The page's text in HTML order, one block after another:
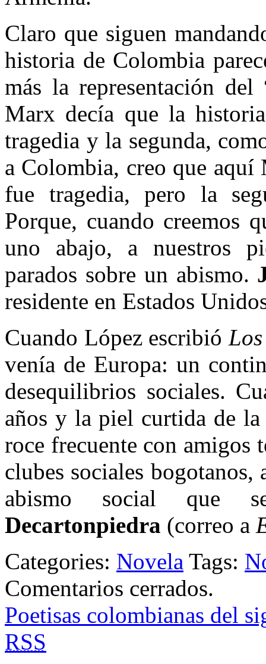
Claro que siguen
historia de Colombia
más la representación
Marx decía que la
tragedia y la segunda,
a Colombia, creo que
fue tragedia, pero la
Porque, cuando creemos
uno abajo, a nuestros
parados sobre un abismo.
residente en Estados
Cuando López escribió
venía de Europa: un
desequilibrios sociales.
años y la piel curtida de
roce frecuente con amigos
clubes sociales
abismo social que
Decartonpiedra (correo a
Categories: Novela Tags:
Comentarios cerrados.
Poetisas colombianas del
RSS